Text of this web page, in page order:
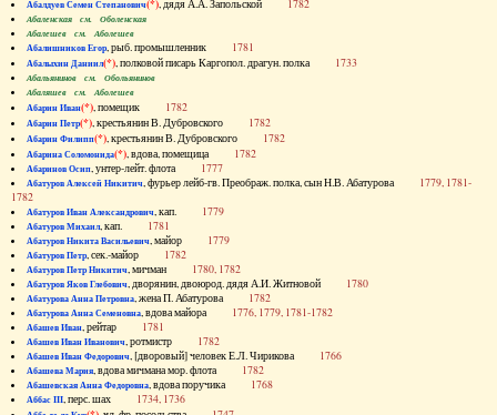
Абалдуев Семен Степанович(*), дядя А.А. Запольской 1782
Абаленская см. Оболенская
Абалешев см. Аболешев
Абалишников Егор, рыб. промышленник 1781
Абалыхин Даниил(*), полковой писарь Каргопол. драгун. полка 1733
Абальянинов см. Обольянинов
Абаляшев см. Аболешев
Абарин Иван(*), помещик 1782
Абарин Петр(*), крестьянин В. Дубровского 1782
Абарин Филипп(*), крестьянин В. Дубровского 1782
Абарина Соломонида(*), вдова, помещица 1782
Абаринов Осип, унтер-лейт. флота 1777
Абатуров Алексей Никитич, фурьер лейб-гв. Преображ. полка, сын Н.В. Абатурова 1779, 1781-
1782
Абатуров Иван Александрович, кап. 1779
Абатуров Михаил, кап. 1781
Абатуров Никита Васильевич, майор 1779
Абатуров Петр, сек.-майор 1782
Абатуров Петр Никитич, мичман 1780, 1782
Абатуров Яков Глебович, дворянин, двоюрод. дядя А.И. Житновой 1780
Абатурова Анна Петровна, жена П. Абатурова 1782
Абатурова Анна Семеновна, вдова майора 1776, 1779, 1781-1782
Абашев Иван, рейтар 1781
Абашев Иван Иванович, ротмистр 1782
Абашев Иван Федорович, [дворовый] человек Е.Л. Чирикова 1766
Абашева Мария, вдова мичмана мор. флота 1782
Абашевская Анна Федоровна, вдова поручика 1768
Аббас III, перс. шах 1734, 1736